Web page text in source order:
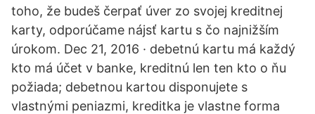
toho, že budeš čerpať úver zo svojej kreditnej
karty, odporúčame nájsť kartu s čo najnižším
úrokom. Dec 21, 2016 · debetnú kartu má každý
kto má účet v banke, kreditnú len ten kto o ňu
požiada; debetnou kartou disponujete s
vlastnými peniazmi, kreditka je vlastne forma